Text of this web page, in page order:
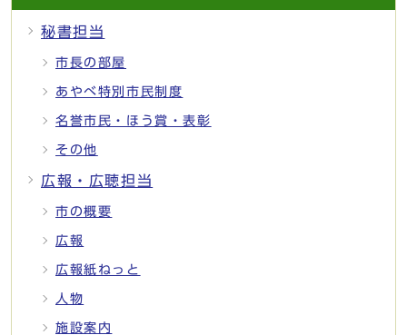
秘書担当
市長の部屋
あやべ特別市民制度
名誉市民・ほう賞・表彰
その他
広報・広聴担当
市の概要
広報
広報紙ねっと
人物
施設案内